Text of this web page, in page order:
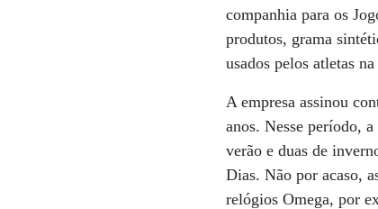
companhia para os
produtos, grama
usados pelos atletas
A empresa assinou
anos. Nesse período,
verão e duas de
Dias. Não por acaso,
relógios Omega, por